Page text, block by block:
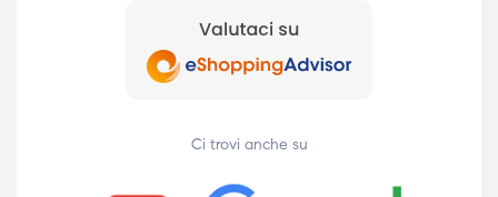
Ci trovi anche su